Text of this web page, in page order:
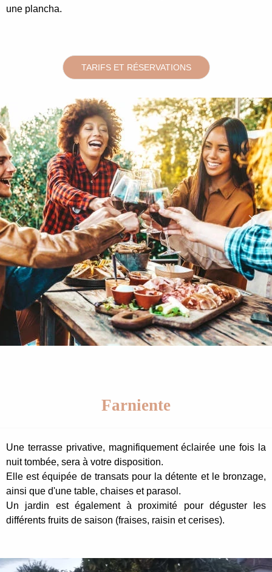
une plancha.
TARIFS ET RÉSERVATIONS
Farniente
Une terrasse privative, magnifiquement éclairée une fois la
nuit tombée, sera à votre disposition.
Elle est équipée de transats pour la détente et le bronzage,
ainsi que d'une table, chaises et parasol.
Un jardin est également à proximité pour déguster les
différents fruits de saison (fraises, raisin et cerises).